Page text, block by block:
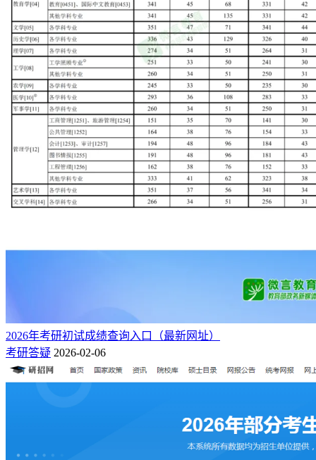
2026年考研初试成绩查询入口（最新网址）
考研答疑 2026-02-06